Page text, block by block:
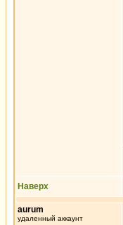
Наверх
aurum
удаленный аккаунт